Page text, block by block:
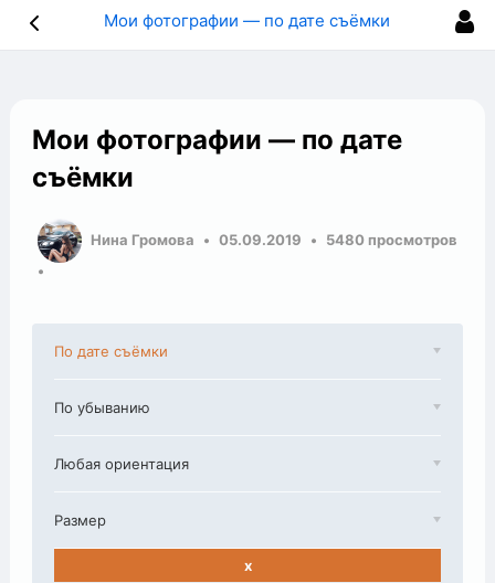
Мои фотографии — по дате съёмки
Мои фотографии — по дате
съёмки
Нина Громова 05.09.2019 5480 просмотров
По дате съёмки
По убыванию
Любая ориентация
Размер
x